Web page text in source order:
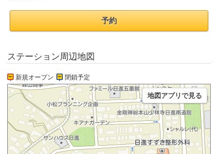
予約
ステーション周辺地図
新規オープン 閉鎖予定
地図アプリで見る